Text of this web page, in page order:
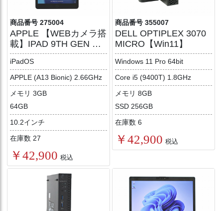
商品番号 275004
APPLE 【WEBカメラ搭
載】IPAD 9TH GEN WI-
FI 64GB
iPadOS
APPLE (A13 Bionic) 2.66GHz
メモリ 3GB
64GB
10.2インチ
在庫数 27
￥42,900 税込
商品番号 355007
DELL OPTIPLEX 3070
MICRO【Win11】
Windows 11 Pro 64bit
Core i5 (9400T) 1.8GHz
メモリ 8GB
SSD 256GB
在庫数 6
￥42,900 税込